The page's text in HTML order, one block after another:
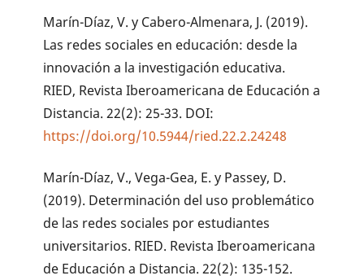
Marín-Díaz, V. y Cabero-Almenara, J. (2019).
Las redes sociales en educación: desde la
innovación a la investigación educativa.
RIED, Revista Iberoamericana de Educación a
Distancia. 22(2): 25-33. DOI:
https://doi.org/10.5944/ried.22.2.24248
Marín-Díaz, V., Vega-Gea, E. y Passey, D.
(2019). Determinación del uso problemático
de las redes sociales por estudiantes
universitarios. RIED. Revista Iberoamericana
de Educación a Distancia. 22(2): 135-152.